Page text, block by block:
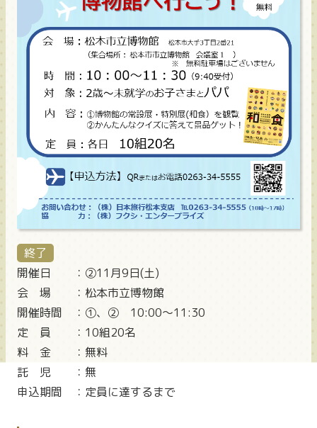
終了
開催日
：②11月9日(土)
会 場
：松本市立博物館
開催時間
：①、② 10:00～11:30
定 員
：10組20名
料 金
：無料
託 児
：無
申込期間
：定員に達するまで